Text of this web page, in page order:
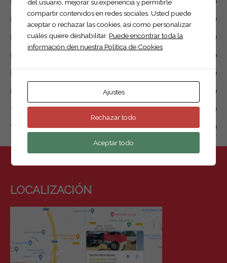
Remolque de combustible (0)
Remolque náutico (1)
Remolque para drones (2)
Remolques de motos y quads (7)
Remolques para animales (1)
Tow box (0)
Van de caballos. (4)
LOCALIZACIÓN
del usuario, mejorar su experiencia y permitirle
compartir contenidos en redes sociales. Usted puede
aceptar o rechazar las cookies, así como personalizar
cuáles quiere deshabilitar. Puede encontrar toda la
información den nuestra Política de Cookies
Ajustes
Rechazar todo
Aceptar todo